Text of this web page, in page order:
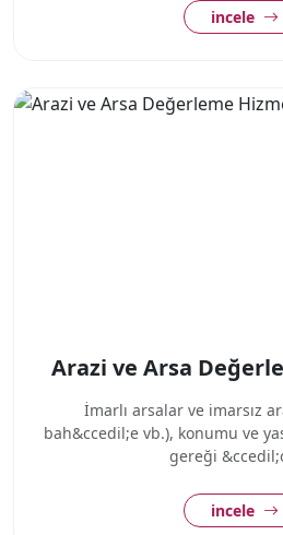
incele
Arazi ve Arsa
İmarlı arsalar ve imarsız
bah&ccedil;e vb.), konumu ve
gereği
incele